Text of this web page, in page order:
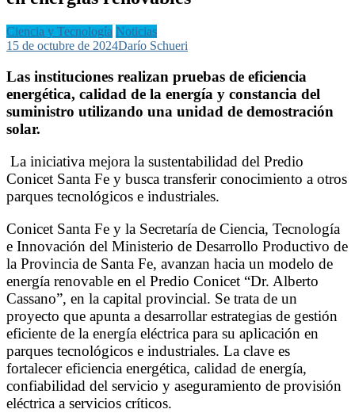
Ciencia y Tecnología Noticias
15 de octubre de 2024Darío Schueri
Las instituciones realizan pruebas de eficiencia
energética, calidad de la energía y constancia del
suministro utilizando una unidad de demostración
solar.
La iniciativa mejora la sustentabilidad del Predio
Conicet Santa Fe y busca transferir conocimiento a otros
parques tecnológicos e industriales.
Conicet Santa Fe y la Secretaría de Ciencia, Tecnología
e Innovación del Ministerio de Desarrollo Productivo de
la Provincia de Santa Fe, avanzan hacia un modelo de
energía renovable en el Predio Conicet “Dr. Alberto
Cassano”, en la capital provincial. Se trata de un
proyecto que apunta a desarrollar estrategias de gestión
eficiente de la energía eléctrica para su aplicación en
parques tecnológicos e industriales. La clave es
fortalecer eficiencia energética, calidad de energía,
confiabilidad del servicio y aseguramiento de provisión
eléctrica a servicios críticos.